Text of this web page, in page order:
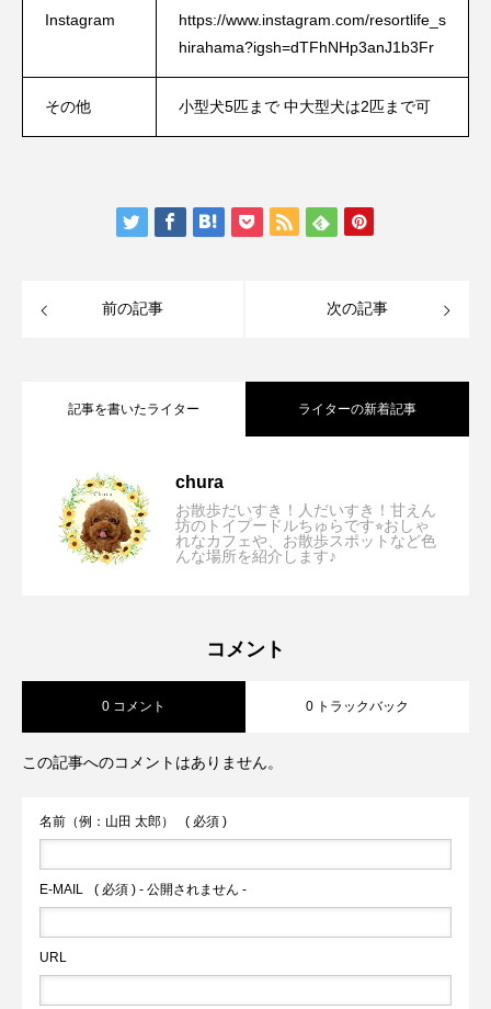
Instagram
https://www.instagram.com/resortlife_s
hirahama?igsh=dTFhNHp3anJ1b3Fr
その他 小型犬5匹まで 中大型犬は2匹まで可
前の記事 次の記事
記事を書いたライター ライターの新着記事
chura
お散歩だいすき！人だいすき！甘えん
坊のトイプードルちゅらです⭐︎おしゃ
れなカフェや、お散歩スポットなど色
んな場所を紹介します♪
2026.08.08 【兵庫/市川町】いろり勢賀の郷「愛犬と
古民家で味わう絶品炭火焼きランチが最
2026.07.31 【大阪/箕面】B stand ＋「店内ペット可⭐︎
の西海岸風オシャレカフェ」
Coffee「初夏を感じるオシャレなスイー
コメント
0 コメント 0 トラックバック
この記事へのコメントはありません。
名前（例：山田 太郎） ( 必須 )
E-MAIL ( 必須 ) - 公開されません -
URL